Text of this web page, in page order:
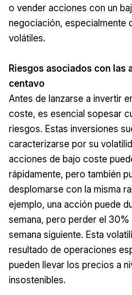
o vender acciones con un
negociación, especialmente
volátiles.
Riesgos asociados con las
centavo
Antes de lanzarse a invertir
coste, es esencial sopesar
riesgos. Estas inversiones
caracterizarse por su
acciones de bajo coste
rápidamente, pero también
desplomarse con la misma
ejemplo, una acción puede
semana, pero perder el 30%
semana siguiente. Esta
resultado de operaciones
pueden llevar los precios a
insostenibles.